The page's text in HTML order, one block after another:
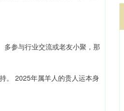
多参与行业交流或老友小聚，那
。 2025年属羊人的贵人运本身